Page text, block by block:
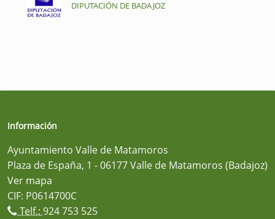
DIPUTACIÓN DE BADAJOZ
Información
Ayuntamiento Valle de Matamoros
Plaza de España, 1 - 06177 Valle de Matamoros (Badajoz)
Ver mapa
CIF: P0614700C
Telf.: 924 753 525